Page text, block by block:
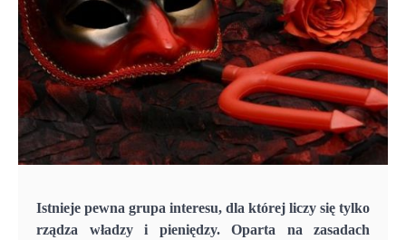
Istnieje pewna grupa interesu, dla której liczy się tylko
rządza władzy i pieniędzy. Oparta na zasadach